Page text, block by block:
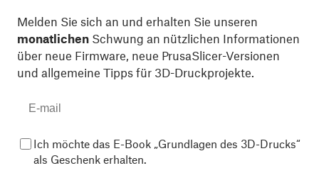
Melden Sie sich an und erhalten Sie unseren
monatlichen Schwung an nützlichen Informationen
über neue Firmware, neue PrusaSlicer-Versionen
und allgemeine Tipps für 3D-Druckprojekte.
Ich möchte das E-Book „Grundlagen des 3D-Drucks“
als Geschenk erhalten.